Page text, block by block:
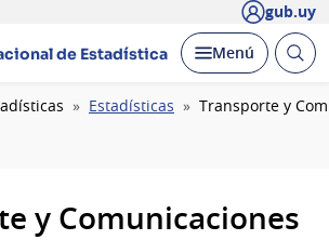
gub.uy
de Estadística Desplegar
Menú Abrir
Estadísticas Transporte y
y Comunicaciones